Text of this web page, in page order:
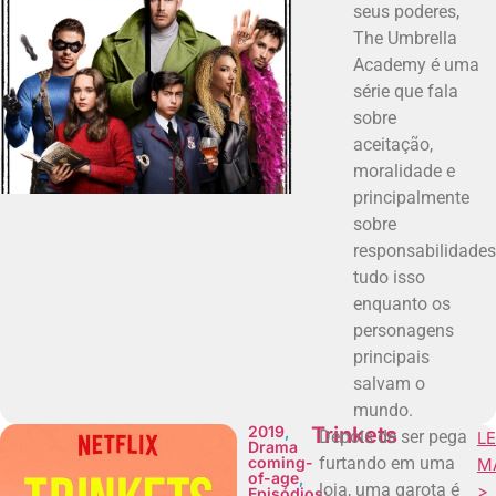
seus poderes,
The Umbrella
Academy é uma
série que fala
sobre
aceitação,
moralidade e
principalmente
sobre
tudo isso
enquanto os
personagens
principais
salvam o
mundo.
2019,
Drama
coming-
of-age,
Trinkets
Depois de ser pega
furtando em uma
loja, uma garota é
>